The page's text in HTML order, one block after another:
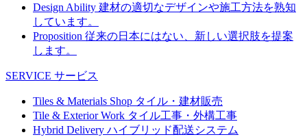
Design Ability 建材の適切なデザインや施工方法を熟知
しています。
Proposition 従来の日本にはない、新しい選択肢を提案
します。
SERVICE サービス
Tiles & Materials Shop タイル・建材販売
Tile & Exterior Work タイル工事・外構工事
Hybrid Delivery ハイブリッド配送システム